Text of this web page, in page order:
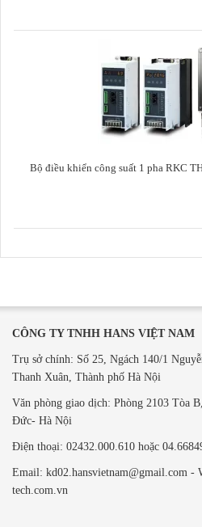
Bộ điều khiển công suất 1 pha RKC
CÔNG TY TNHH HANS VIỆT NAM
Trụ sở chính: Số 25, Ngách 140/1
Thanh Xuân, Thành phố Hà Nội
Văn phòng giao dịch: ​Phòng 2103 Tòa B,
Đức- Hà Nội
Điện thoại: 02432.000.610 hoặc
Email: kd02.hansvietnam@gmail.com -
tech.com.vn